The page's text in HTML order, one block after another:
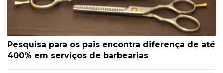
Pesquisa para os pais encontra diferença de até
400% em serviços de barbearias